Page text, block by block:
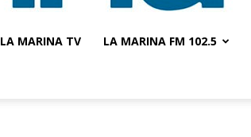
LA MARINA TV LA MARINA FM 102.5